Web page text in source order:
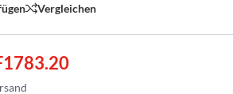
Vergleichen
1783.20